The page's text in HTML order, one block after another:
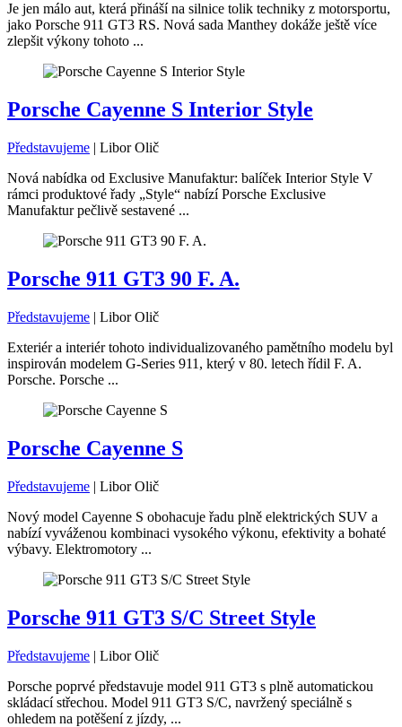
Je jen málo aut, která přináší na silnice tolik techniky z motorsportu,
jako Porsche 911 GT3 RS. Nová sada Manthey dokáže ještě více
zlepšit výkony tohoto ...
Porsche Cayenne S Interior Style
Představujeme | Libor Olič
Nová nabídka od Exclusive Manufaktur: balíček Interior Style V
rámci produktové řady „Style“ nabízí Porsche Exclusive
Manufaktur pečlivě sestavené ...
Porsche 911 GT3 90 F. A.
Představujeme | Libor Olič
Exteriér a interiér tohoto individualizovaného pamětního modelu byl
inspirován modelem G-Series 911, který v 80. letech řídil F. A.
Porsche. Porsche ...
Porsche Cayenne S
Představujeme | Libor Olič
Nový model Cayenne S obohacuje řadu plně elektrických SUV a
nabízí vyváženou kombinaci vysokého výkonu, efektivity a bohaté
výbavy. Elektromotory ...
Porsche 911 GT3 S/C Street Style
Představujeme | Libor Olič
Porsche poprvé představuje model 911 GT3 s plně automatickou
skládací střechou. Model 911 GT3 S/C, navržený speciálně s
ohledem na potěšení z jízdy, ...